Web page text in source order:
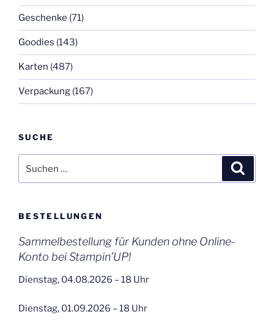
Geschenke (71)
Goodies (143)
Karten (487)
Verpackung (167)
SUCHE
nach:
BESTELLUNGEN
Sammelbestellung für Kunden ohne Online-
Konto bei Stampin’UP!
Dienstag, 04.08.2026 – 18 Uhr
Dienstag, 01.09.2026 – 18 Uhr